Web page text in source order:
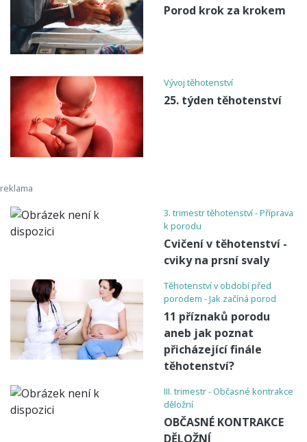
Porod krok za krokem
Vývoj těhotenství
25. týden těhotenství
3. trimestr těhotenství - Příprava
k porodu
Cvičení v těhotenství -
cviky na prsní svaly
Těhotenství v období před
porodem - Jak začíná porod
11 příznaků porodu
aneb jak poznat
přicházející finále
těhotenství?
III. trimestr - Občasné kontrakce
děložní
OBČASNÉ KONTRAKCE
DĚLOŽNÍ